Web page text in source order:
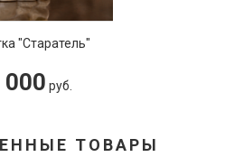
"Старатель"
руб.
ТОВАРЫ